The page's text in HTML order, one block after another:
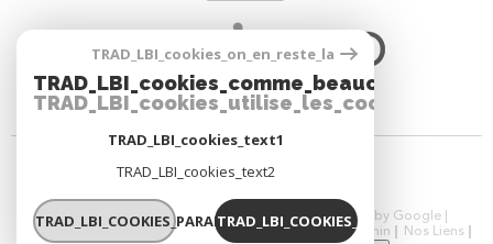
© 2026 | Tous droits réservés | Traduction powered by Google |
Nos Honoraires
Plan Du Site Mentions Légales Admin
Nos Liens
TRAD_LBI_cookies_on_en_reste_la
TRAD_LBI_cookies_utilise_les_cookies
TRAD_LBI_cookies_text1
TRAD_LBI_cookies_text2
TRAD_LBI_COOKIES_PARAMETRERTRAD_LBI_COOKIES_OK